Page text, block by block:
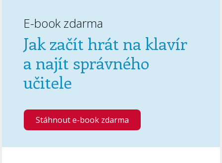
E-book zdarma
Jak začít hrát na klavír
a najít správného
učitele
Stáhnout e-book zdarma